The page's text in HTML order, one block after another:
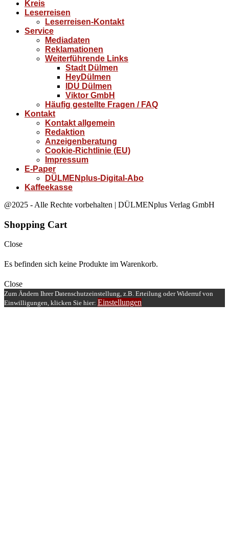
Kreis
Leserreisen
Leserreisen-Kontakt
Service
Mediadaten
Reklamationen
Weiterführende Links
Stadt Dülmen
HeyDülmen
IDU Dülmen
Viktor GmbH
Häufig gestellte Fragen / FAQ
Kontakt
Kontakt allgemein
Redaktion
Anzeigenberatung
Cookie-Richtlinie (EU)
Impressum
E-Paper
DÜLMENplus-Digital-Abo
Kaffeekasse
@2025 - Alle Rechte vorbehalten | DÜLMENplus Verlag GmbH
Shopping Cart
Close
Es befinden sich keine Produkte im Warenkorb.
Close
Zum Ändern Ihrer Datenschutzeinstellung, z.B. Erteilung oder Widerruf von
Einwilligungen, klicken Sie hier: Einstellungen